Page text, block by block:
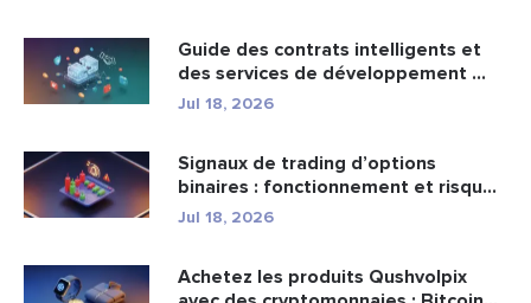
Guide des contrats intelligents et
des services de développement ...
Jul 18, 2026
Signaux de trading d’options
binaires : fonctionnement et risqu...
Jul 18, 2026
Achetez les produits Qushvolpix